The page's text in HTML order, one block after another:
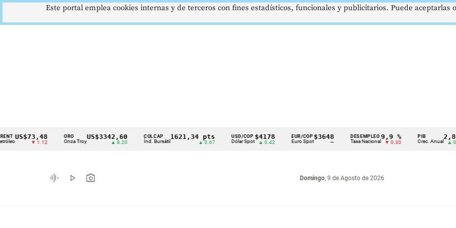
Cintillo
indicadores
económicos
▼ 1.12
ORO
Onza Troy
US$3342,60 COLCAP
Índ. Bursátil
1621,34 pts USD/COP
Dólar Spot
$4178
▲ 0.42
EUR/COP
Euro Spot
$3648
—
DESEMPLEO
Tasa Nacional
9,9 %
▼ 0.30
PIB
Crec. Anual
2,8 %
▲ 0.10
graphic_eq play_arrow photo_camera Domingo, 9 de Agosto de 2026
Este portal emplea cookies internas y de terceros con fines estadísticos, funcionales y publicitarios. Puede aceptarlas